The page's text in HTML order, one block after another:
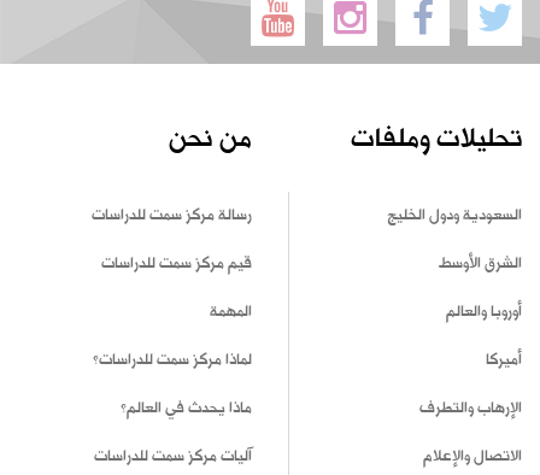
تحليلات وملفات
السعودية ودول الخليج
الشرق الأوسط
أوروبا والعالم
أميركا
الإرهاب والتطرف
الاتصال والإعلام
من نحن
رسالة مركز سمت للدراسات
قيم مركز سمت للدراسات
المهمة
لماذا مركز سمت للدراسات؟
ماذا يحدث في العالم؟
آليات مركز سمت للدراسات